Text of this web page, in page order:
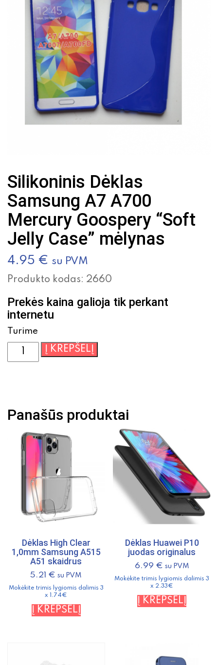
Silikoninis Dėklas
Samsung A7 A700
Mercury Goospery “Soft
Jelly Case” mėlynas
4.95 € su PVM
Produkto kodas: 2660
Prekės kaina galioja tik perkant
internetu
Turime
produkto
kiekis:
A7
A700
Mercury
Goospery
"Soft
Jelly
Case"
mėlynas
Į KREPŠELĮ
Panašūs produktai
Dėklas High Clear
1,0mm Samsung A515
A51 skaidrus
5.21 € su PVM
Mokėkite trimis lygiomis dalimis 3
x 1.74€
Į KREPŠELĮ
Dėklas Huawei P10
juodas originalus
6.99 € su PVM
Mokėkite trimis lygiomis dalimis 3
x 2.33€
Į KREPŠELĮ